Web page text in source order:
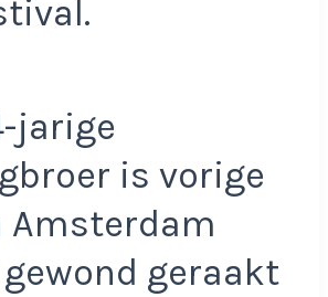
jarige
is vorige
Amsterdam
geraakt